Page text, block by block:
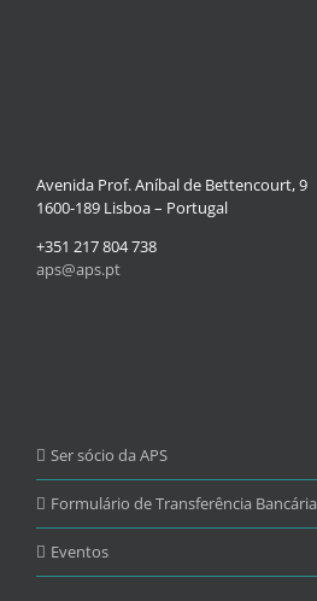
Avenida Prof. Aníbal de Bettencourt, 9
1600-189 Lisboa – Portugal
+351 217 804 738
aps@aps.pt
Ser sócio da APS
Formulário de Transferência Bancária
Eventos